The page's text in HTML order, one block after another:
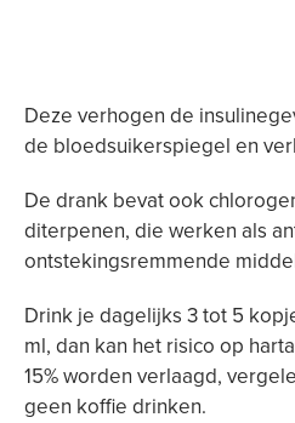
Deze verhogen de
de bloedsuikerspiegel en
De drank bevat ook
diterpenen, die werken als
ontstekingsremmende
Drink je dagelijks 3 tot 5
ml, dan kan het risico op
15% worden verlaagd,
geen koffie drinken.